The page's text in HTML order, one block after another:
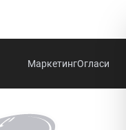
МаркетингОгласи